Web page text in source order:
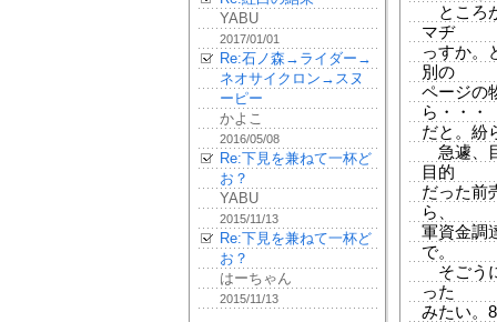
YABU
2017/01/01
Re:石ノ森→ライダー→
ネオサイクロン→スヌ
ーピー
かよこ
2016/05/08
Re:下見を兼ねて一杯ど
お？
YABU
2015/11/13
Re:下見を兼ねて一杯ど
お？
はーちゃん
2015/11/13
ところ
マヂ
っすか。
別の
ページの
ら・・・
だと。紛
急遽、
目的
だった前
ら、
軍資金調
で。
そごう
った
みたい。